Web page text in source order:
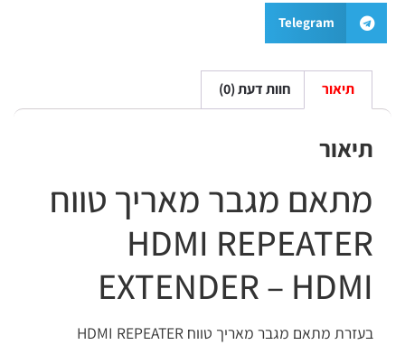
Telegram
חוות דעת (0)
מגבר מאריך טווח
HDMI
EXTENDER –
בעזרת מתאם מגבר מאריך טווח HDMI REPEATER